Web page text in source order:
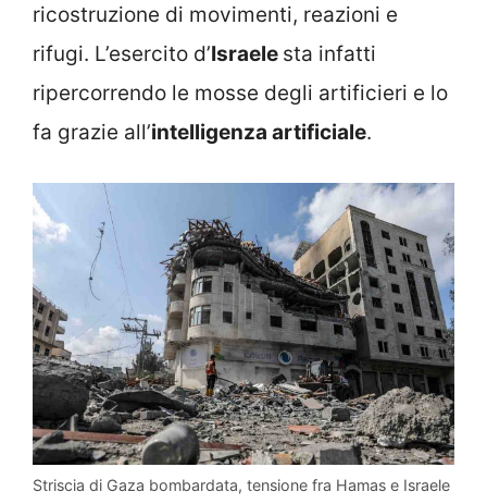
ricostruzione di movimenti, reazioni e
rifugi. L’esercito d’Israele sta infatti
ripercorrendo le mosse degli artificieri e lo
fa grazie all’intelligenza artificiale.
Striscia di Gaza bombardata, tensione fra Hamas e Israele